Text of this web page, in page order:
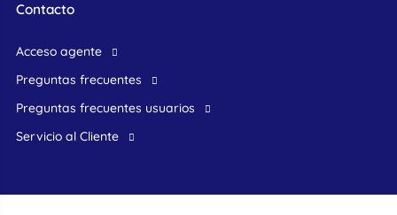
Contacto
acceso agente
preguntas frecuentes
preguntas frecuentes usuarios
Servicio al Cliente